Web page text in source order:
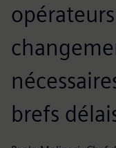
brefs